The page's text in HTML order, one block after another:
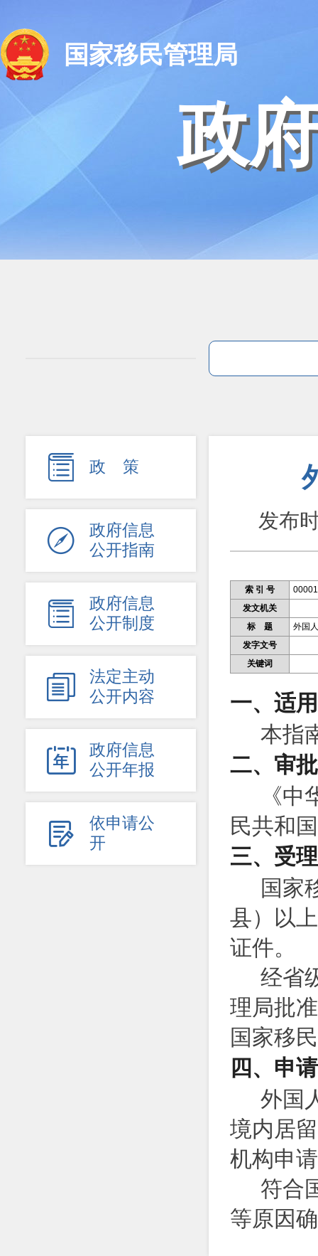
国家移民管理局
政
 政 策

政府信息
公开指南

政府信息
公开制度

法定主动
公开内容

政府信息
公开年报

依申请公
开
发布
索 引 号
发文机关
标 题
外国
发字文号
关键词
一、适
本指
二、审
《
民共和
三、受
国家
县）以
证件。
经省
理局批
国家移
四、申
外国
境内居
机构申
符合
等原因